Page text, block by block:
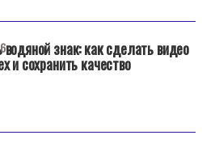
знак: как сделать видео
и сохранить качество